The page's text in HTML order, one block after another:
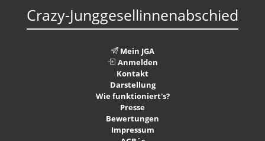
Crazy-Junggesellinnenabschied
Mein JGA
Anmelden
Kontakt
Darstellung
Wie funktioniert's?
Presse
Bewertungen
Impressum